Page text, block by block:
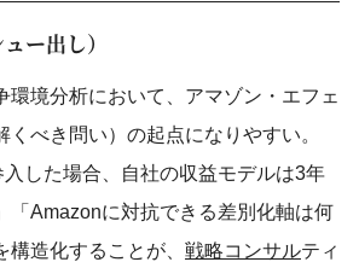
ー出し）
環境分析において、アマゾン・エフェ
くべき問い）の起点になりやすい。
入した場合、自社の収益モデルは3年
「Amazonに対抗できる差別化軸は何
造化することが、 戦略コンサルティ